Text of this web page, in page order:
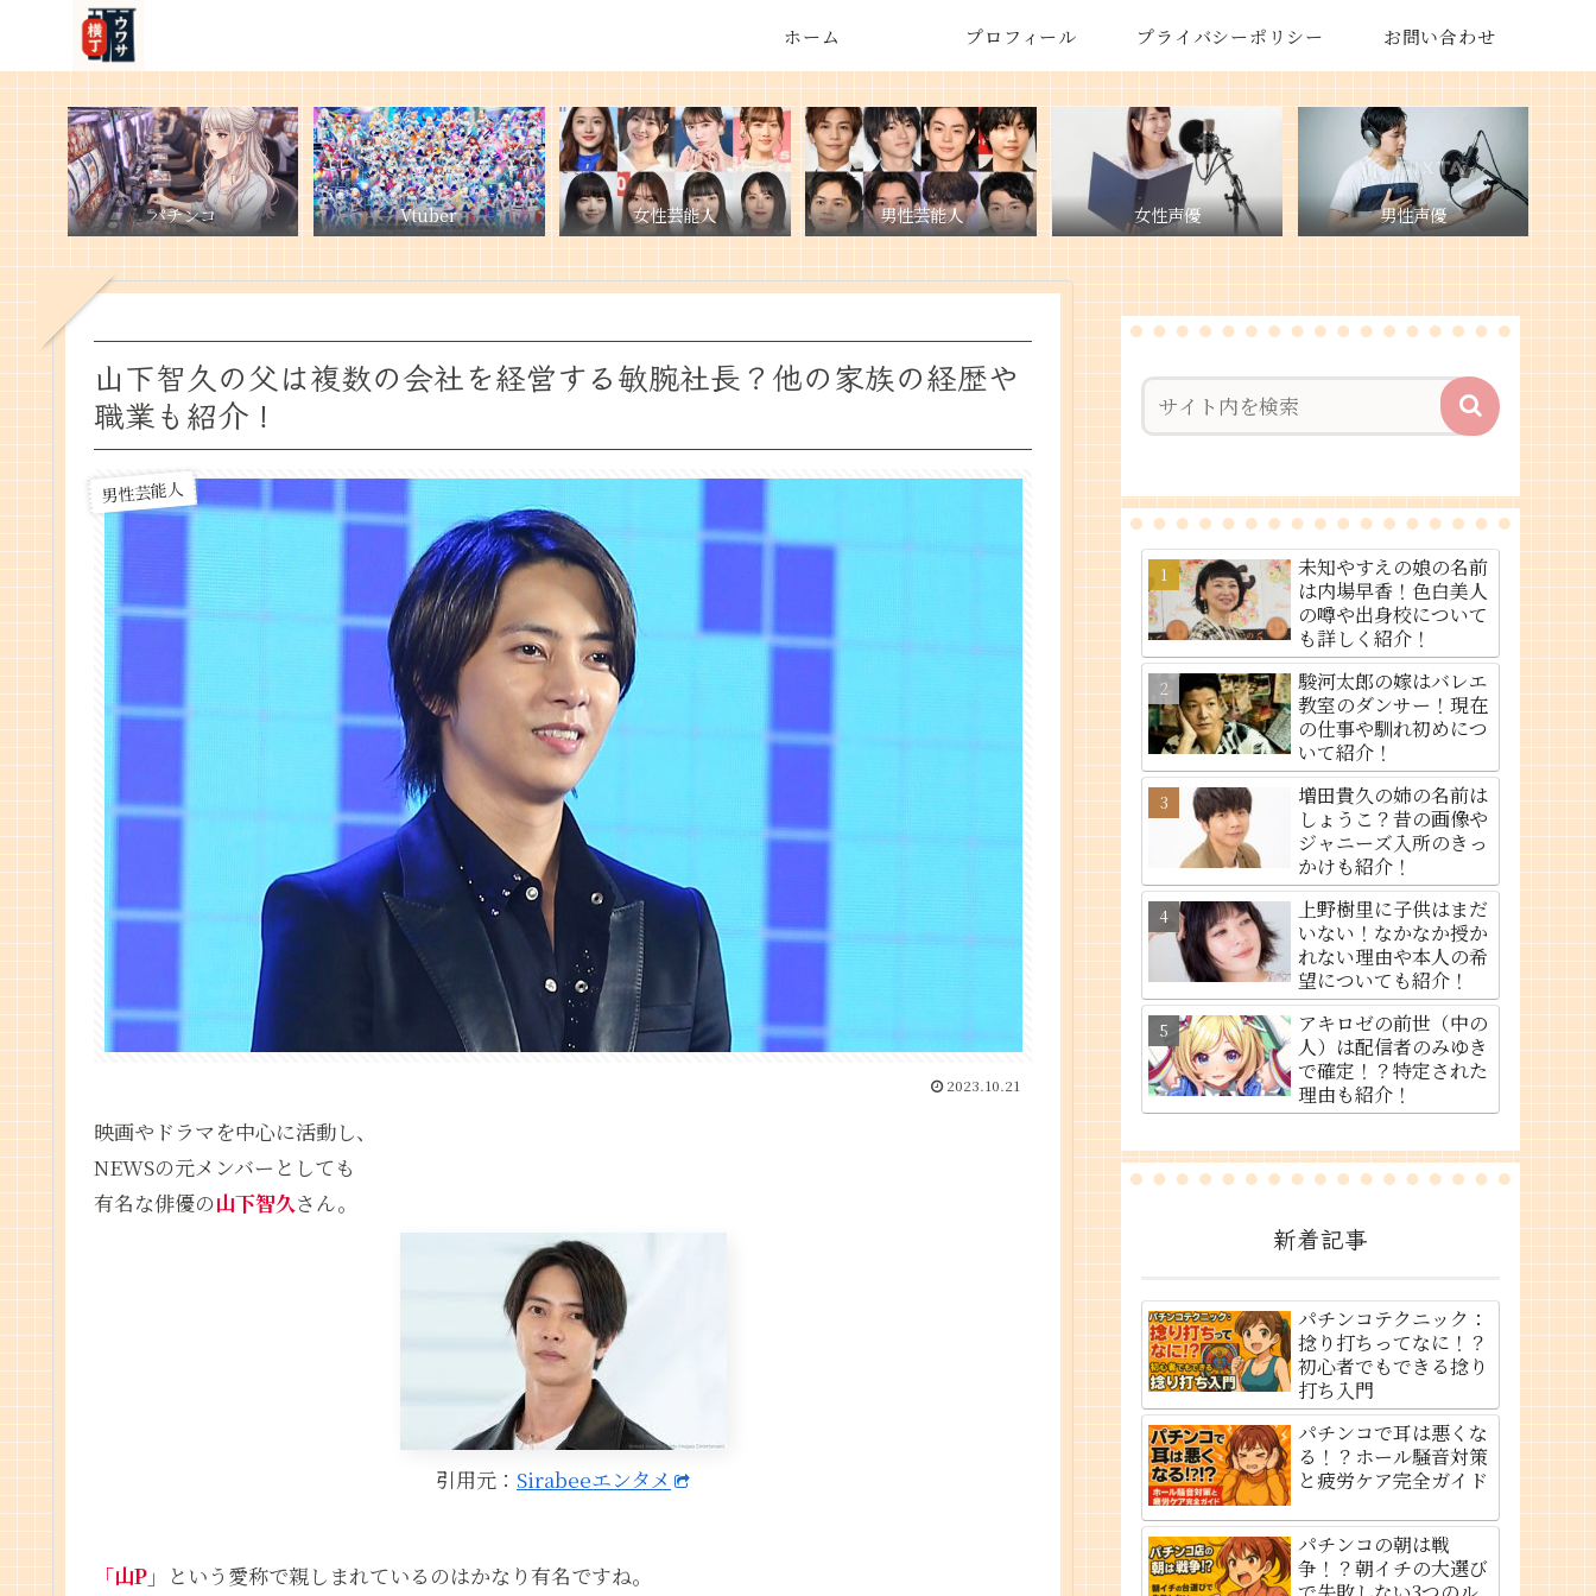
ホーム プロフィール プライバシーポリシー お問い合わせ
パチンコ Vtuber 女性芸能人 男性芸能人 女性声優 男性声優
山下智久の父は複数の会社を経営する敏腕社長？他の家族の経歴や
職業も紹介！
男性芸能人
2023.10.21
映画やドラマを中心に活動し、
NEWSの元メンバーとしても
有名な俳優の山下智久さん。
引用元： Sirabeeエンタメ
「山P」 という愛称で親しまれているのはかなり有名ですね。
未知やすえの娘の名前
は内場早香！色白美人
の噂や出身校について
も詳しく紹介！
駿河太郎の嫁はバレエ
教室のダンサー！現在
の仕事や馴れ初めにつ
いて紹介！
増田貴久の姉の名前は
しょうこ？昔の画像や
ジャニーズ入所のきっ
かけも紹介！
上野樹里に子供はまだ
いない！なかなか授か
れない理由や本人の希
望についても紹介！
アキロゼの前世（中の
人）は配信者のみゆき
で確定！？特定された
理由も紹介！
新着記事
パチンコテクニック：
捻り打ちってなに！？
初心者でもできる捻り
打ち入門
パチンコで耳は悪くな
る！？ホール騒音対策
と疲労ケア完全ガイド
パチンコの朝は戦
争！？朝イチの大選び